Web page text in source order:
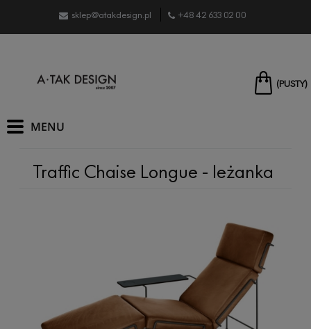
sklep@atakdesign.pl +48 42 633 02 00
(PUSTY)
Traffic Chaise Longue - leżanka